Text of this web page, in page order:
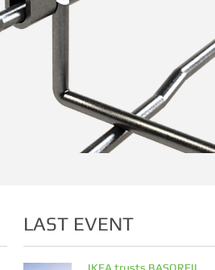
LAST EVENT